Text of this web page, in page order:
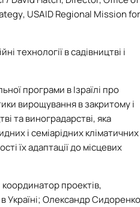
, USAIDRegional Missionfor
технології в садівництві і
програми в Ізраїлі про
вирощування в закритому і
та виноградарстві, яка
і семіарідних кліматичних
їх адаптації до місцевих
проектів,
Україні; Олександр